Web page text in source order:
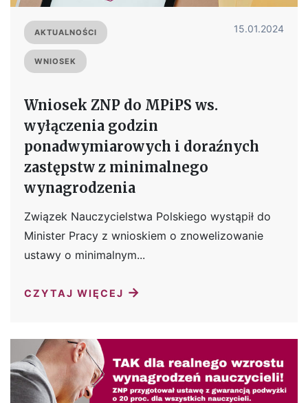
AKTUALNOŚCI
WNIOSEK
15.01.2024
Wniosek ZNP do MPiPS ws.
wyłączenia godzin
ponadwymiarowych i doraźnych
zastępstw z minimalnego
wynagrodzenia
Związek Nauczycielstwa Polskiego wystąpił do
Minister Pracy z wnioskiem o znowelizowanie
ustawy o minimalnym...
CZYTAJ WIĘCEJ →